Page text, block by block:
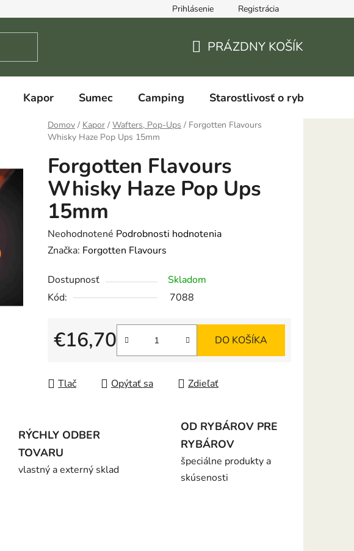
Prihlásenie Registrácia
KOŠÍK
PRÁZDNY KOŠÍK
Kapor Sumec Camping Starostlivosť o ryby
Domov / Kapor / Wafters, Pop-Ups / Forgotten Flavours
Whisky Haze Pop Ups 15mm
Forgotten Flavours
Whisky Haze Pop Ups
15mm
Priemerné
hodnotenie
je
0,0
hviezdičiek.
Neohodnotené Podrobnosti hodnotenia
Značka: Forgotten Flavours
Dostupnosť
Skladom
Kód:
7088
€16,70
Jednotková cena:
DO KOŠÍKA
Tlač Opýtať sa Zdieľať
RÝCHLY ODBER
TOVARU
vlastný a externý sklad
OD RYBÁROV PRE
RYBÁROV
špeciálne produkty a
skúsenosti